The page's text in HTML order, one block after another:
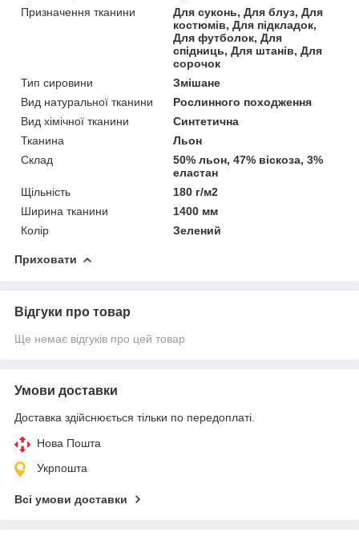
Призначення тканини
Для суконь, Для блуз, Для
костюмів, Для підкладок,
Для футболок, Для
спідниць, Для штанів, Для
сорочок
Тип сировини
Змішане
Вид натуральної тканини
Рослинного походження
Вид хімічної тканини
Синтетична
Тканина
Льон
Склад
50% льон, 47% віскоза, 3%
еластан
Щільність
180 г/м2
Ширина тканини
1400 мм
Колір
Зелений
Приховати
Відгуки про товар
Ще немає відгуків про цей товар
Умови доставки
Доставка здійснюється тільки по передоплаті.
Нова Пошта
Укрпошта
Всі умови доставки